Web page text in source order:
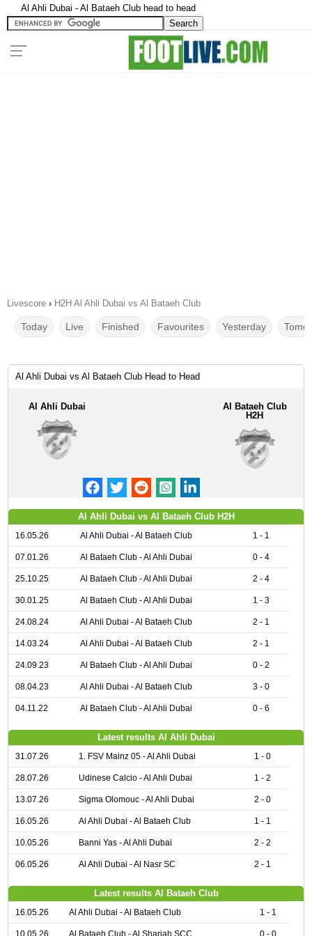
Al Ahli Dubai - Al Bataeh Club head to head
Livescore › H2H Al Ahli Dubai vs Al Bataeh Club
Today Live Finished Favourites Yesterday
Al Ahli Dubai vs Al Bataeh Club Head to Head
Al Ahli Dubai
Al Bataeh Club
H2H
Al Ahli Dubai vs Al Bataeh Club H2H
16.05.26 Al Ahli Dubai - Al Bataeh Club 1 - 1
07.01.26 Al Bataeh Club - Al Ahli Dubai 0 - 4
25.10.25 Al Bataeh Club - Al Ahli Dubai 2 - 4
30.01.25 Al Bataeh Club - Al Ahli Dubai 1 - 3
24.08.24 Al Ahli Dubai - Al Bataeh Club 2 - 1
14.03.24 Al Ahli Dubai - Al Bataeh Club 2 - 1
24.09.23 Al Bataeh Club - Al Ahli Dubai 0 - 2
08.04.23 Al Ahli Dubai - Al Bataeh Club 3 - 0
04.11.22 Al Bataeh Club - Al Ahli Dubai 0 - 6
Latest results Al Ahli Dubai
31.07.26 1. FSV Mainz 05 - Al Ahli Dubai 1 - 0
28.07.26 Udinese Calcio - Al Ahli Dubai 1 - 2
13.07.26 Sigma Olomouc - Al Ahli Dubai 2 - 0
16.05.26 Al Ahli Dubai - Al Bataeh Club 1 - 1
10.05.26 Banni Yas - Al Ahli Dubai 2 - 2
06.05.26 Al Ahli Dubai - Al Nasr SC 2 - 1
Latest results Al Bataeh Club
16.05.26 Al Ahli Dubai - Al Bataeh Club 1 - 1
10.05.26 Al Bataeh Club - Al Sharjah SCC 0 - 0